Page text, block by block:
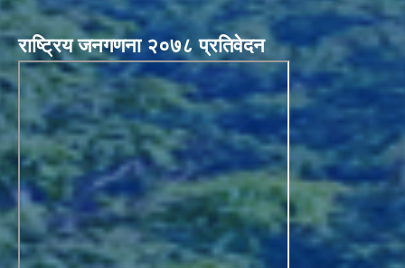
राष्ट्रिय जनगणना २०७८ प्रतिवेदन